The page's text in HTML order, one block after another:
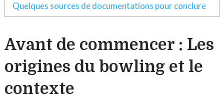
Quelques sources de documentations pour conclure
Avant de commencer : Les
origines du bowling et le
contexte